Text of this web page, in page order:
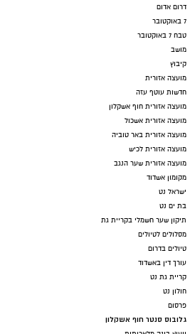
דרום אדום
7 באוקטובר
טבח 7 באוקטובר
מושב
קיבוץ
מועצה אזורית
חדשות עוטף עזה
מועצה אזורית חוף אשקלון
מועצה אזורית אשכול
מועצה אזורית באר טוביה
מועצה אזורית לכיש
מועצה אזורית שער הנגב
מקומון אשדוד
ישראל נט
בת ים נט
תיקון שער חשמלי בקריית גת
מסלולים לטיולים
טיולים בדרום
עורך דין באשדוד
קריית גת נט
חולון נט
פרסום
גלובוס סנטר חוף אשקלון